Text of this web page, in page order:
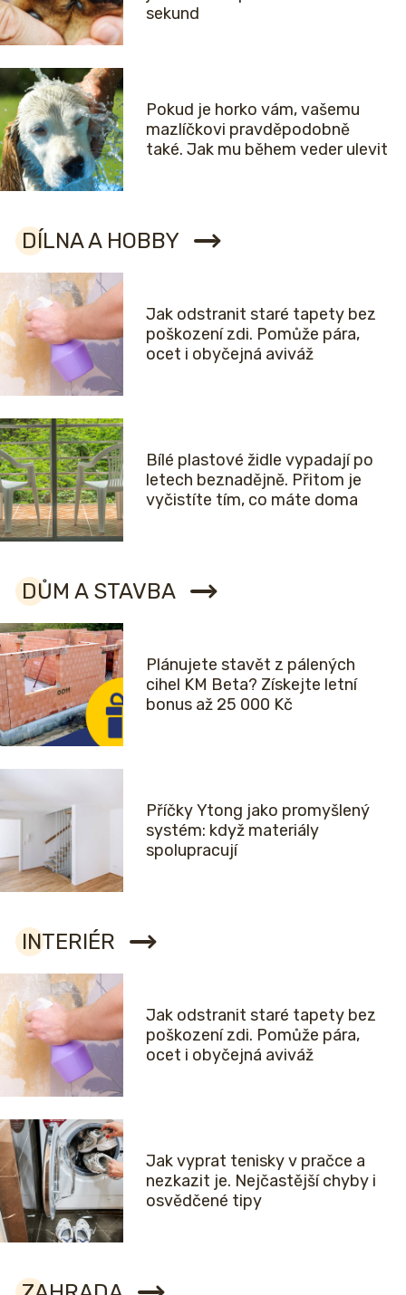
sekund
Pokud je horko vám, vašemu
mazlíčkovi pravděpodobně
také. Jak mu během veder ulevit
DÍLNA A HOBBY
Jak odstranit staré tapety bez
poškození zdi. Pomůže pára,
ocet i obyčejná aviváž
Bílé plastové židle vypadají po
letech beznadějně. Přitom je
vyčistíte tím, co máte doma
DŮM A STAVBA
Plánujete stavět z pálených
cihel KM Beta? Získejte letní
bonus až 25 000 Kč
Příčky Ytong jako promyšlený
systém: když materiály
spolupracují
INTERIÉR
Jak odstranit staré tapety bez
poškození zdi. Pomůže pára,
ocet i obyčejná aviváž
Jak vyprat tenisky v pračce a
nezkazit je. Nejčastější chyby i
osvědčené tipy